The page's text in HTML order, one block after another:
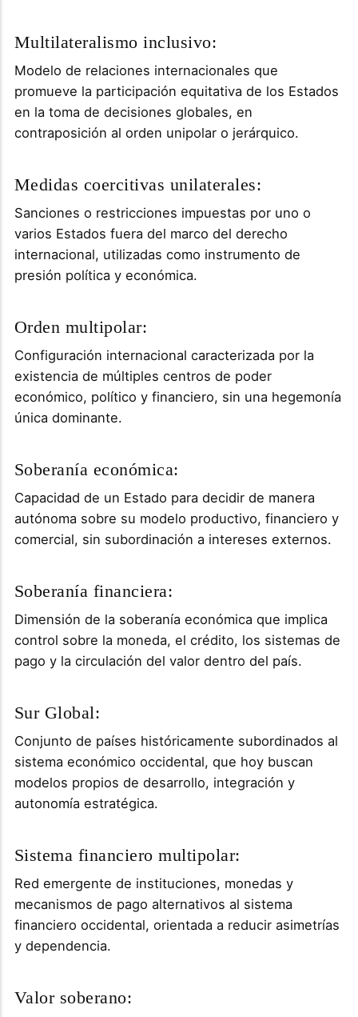
Multilateralismo inclusivo:
Modelo de relaciones internacionales que
promueve la participación equitativa de los Estados
en la toma de decisiones globales, en
contraposición al orden unipolar o jerárquico.
Medidas coercitivas unilaterales:
Sanciones o restricciones impuestas por uno o
varios Estados fuera del marco del derecho
internacional, utilizadas como instrumento de
presión política y económica.
Orden multipolar:
Configuración internacional caracterizada por la
existencia de múltiples centros de poder
económico, político y financiero, sin una hegemonía
única dominante.
Soberanía económica:
Capacidad de un Estado para decidir de manera
autónoma sobre su modelo productivo, financiero y
comercial, sin subordinación a intereses externos.
Soberanía financiera:
Dimensión de la soberanía económica que implica
control sobre la moneda, el crédito, los sistemas de
pago y la circulación del valor dentro del país.
Sur Global:
Conjunto de países históricamente subordinados al
sistema económico occidental, que hoy buscan
modelos propios de desarrollo, integración y
autonomía estratégica.
Sistema financiero multipolar:
Red emergente de instituciones, monedas y
mecanismos de pago alternativos al sistema
financiero occidental, orientada a reducir asimetrías
y dependencia.
Valor soberano: